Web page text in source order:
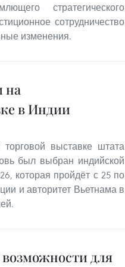
стратегического
сотрудничество
изменения.
на
в Индии
выставке штата
был выбран индийской
которая пройдёт с 25 по
и авторитет Вьетнама в
для